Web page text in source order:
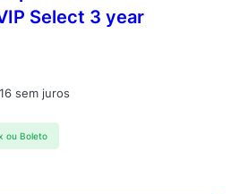
Select 3 year
sem juros
ou Boleto